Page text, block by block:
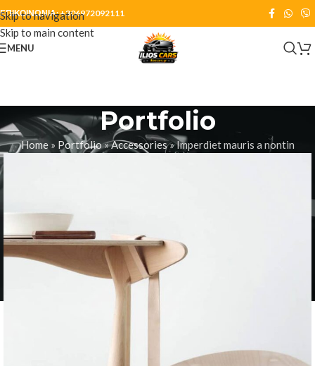
Skip to navigation
Skip to main content
ΕΠΙΚΟΙΝΩΝΙΑ:+306972092111
MENU
Portfolio
Home » Portfolio»Accessories»Imperdiet mauris a nontin